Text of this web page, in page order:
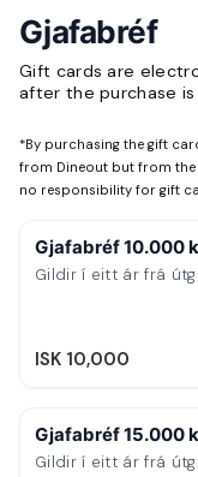
Gjafabréf
Gift cards are
after the purchase is
*By purchasing the gift
from Dineout but from the
no responsibility for gift
Gjafabréf 10.000
Gildir í eitt ár frá
ISK 10,000
Gjafabréf 15.000
Gildir í eitt ár frá